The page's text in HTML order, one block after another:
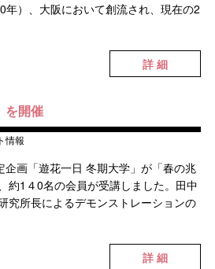
）、大阪において創流され、現在の2
詳 細
を開催
情報
画「遊花一日 冬期大学」が「春の兆
約1４0名の会員が受講しました。田中
究所長によるデモンストレーションの
詳 細